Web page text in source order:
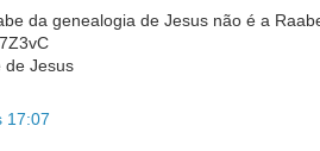
da genealogia de Jesus não é a
de Jesus
17:07